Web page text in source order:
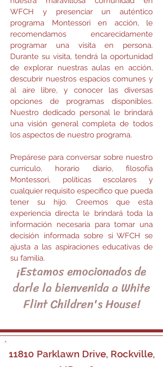
WFCH y presenciar un auténtico
programa Montessori en acción, le
recomendamos encarecidamente
programar una visita en persona.
Durante su visita, tendrá la oportunidad
de explorar nuestras aulas en acción,
descubrir nuestros espacios comunes y
al aire libre, y conocer las diversas
opciones de programas disponibles.
Nuestro dedicado personal le brindará
una visión general completa de todos
los aspectos de nuestro programa.
Prepárese para conversar sobre nuestro
currículo, horario diario, filosofía
Montessori, políticas escolares y
cualquier requisito específico que pueda
tener su hijo. Creemos que esta
experiencia directa le brindará toda la
información necesaria para tomar una
decisión informada sobre si WFCH se
ajusta a las aspiraciones educativas de
su familia.
¡Estamos emocionados de
darle la bienvenida a White
Flint Children's House!
11810 Parklawn Drive, Rockville,